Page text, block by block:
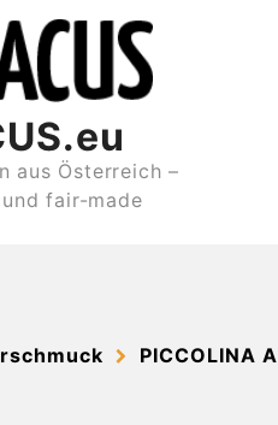
aus Österreich –
fair-made
PICCOLINA